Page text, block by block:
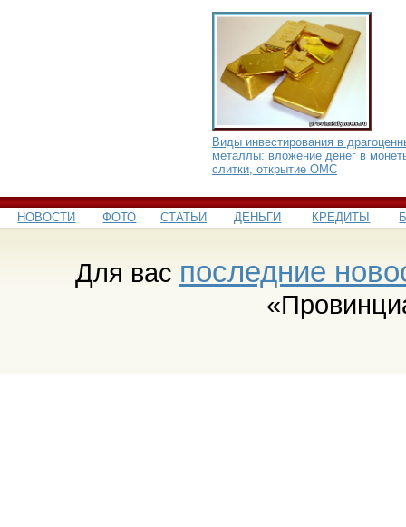
Виды инвестирования в
металлы: вложение денег в
слитки, открытие ОМС
НОВОСТИ ФОТО СТАТЬИ ДЕНЬГИ КРЕДИТЫ
Для вас последние